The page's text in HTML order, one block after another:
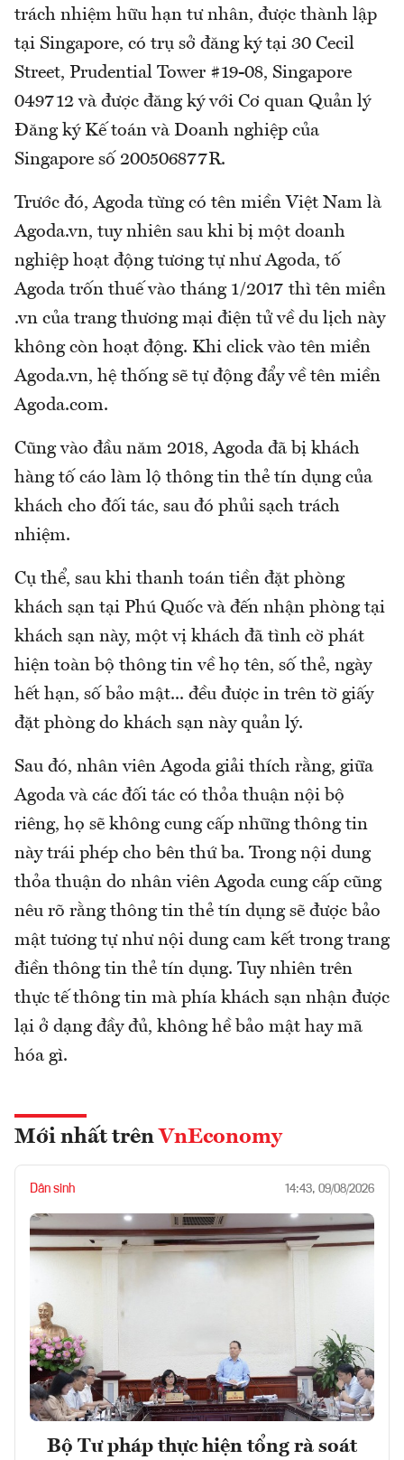
trách nhiệm hữu hạn tư nhân, được thành lập
tại Singapore, có trụ sở đăng ký tại 30 Cecil
Street, Prudential Tower #19-08, Singapore
049712 và được đăng ký với Cơ quan Quản lý
Đăng ký Kế toán và Doanh nghiệp của
Singapore số 200506877R.
Trước đó, Agoda từng có tên miền Việt Nam là
Agoda.vn, tuy nhiên sau khi bị một doanh
nghiệp hoạt động tương tự như Agoda, tố
Agoda trốn thuế vào tháng 1/2017 thì tên miền
.vn của trang thương mại điện tử về du lịch này
không còn hoạt động. Khi click vào tên miền
Agoda.vn, hệ thống sẽ tự động đẩy về tên miền
Agoda.com.
Cũng vào đầu năm 2018, Agoda đã bị khách
hàng tố cáo làm lộ thông tin thẻ tín dụng của
khách cho đối tác, sau đó phủi sạch trách
nhiệm.
Cụ thể, sau khi thanh toán tiền đặt phòng
khách sạn tại Phú Quốc và đến nhận phòng tại
khách sạn này, một vị khách đã tình cờ phát
hiện toàn bộ thông tin về họ tên, số thẻ, ngày
hết hạn, số bảo mật... đều được in trên tờ giấy
đặt phòng do khách sạn này quản lý.
Sau đó, nhân viên Agoda giải thích rằng, giữa
Agoda và các đối tác có thỏa thuận nội bộ
riêng, họ sẽ không cung cấp những thông tin
này trái phép cho bên thứ ba. Trong nội dung
thỏa thuận do nhân viên Agoda cung cấp cũng
nêu rõ rằng thông tin thẻ tín dụng sẽ được bảo
mật tương tự như nội dung cam kết trong trang
điền thông tin thẻ tín dụng. Tuy nhiên trên
thực tế thông tin mà phía khách sạn nhận được
lại ở dạng đầy đủ, không hề bảo mật hay mã
hóa gì.
Mới nhất trên VnEconomy
Dân sinh 14:43, 09/08/2026
Bộ Tư pháp thực hiện tổng rà soát